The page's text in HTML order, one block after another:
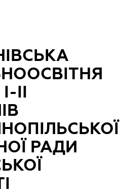
ІІ
РАДИ